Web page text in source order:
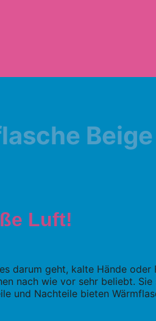
Beige
Luft!
darum geht, kalte Hände
nach wie vor sehr beliebt.
und Nachteile bieten